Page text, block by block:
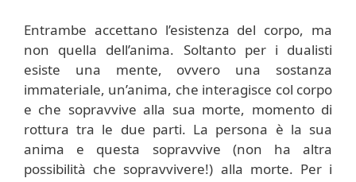
Entrambe accettano l’esistenza del corpo, ma
non quella dell’anima. Soltanto per i dualisti
esiste una mente, ovvero una sostanza
immateriale, un’anima, che interagisce col corpo
e che sopravvive alla sua morte, momento di
rottura tra le due parti. La persona è la sua
anima e questa sopravvive (non ha altra
possibilità che sopravvivere!) alla morte. Per i